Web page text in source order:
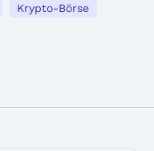
Krypto-Börse